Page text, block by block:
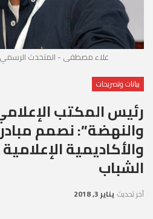
علاء مصطفى - المتحدث الرسمي
بيانات وتصريحات
رئيس المكتب
والنهضة”: نصمم
والأكاديمية
الشباب
آخر تحديث يناير 3, 2018